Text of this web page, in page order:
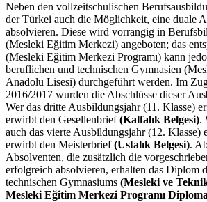
Neben den vollzeitschulischen
der Türkei auch die Möglichkeit, eine duale
absolvieren. Diese wird vorrangig in
(Mesleki Eğitim Merkezi) angeboten; das
(Mesleki Eğitim Merkezi Programı) kann
beruflichen und technischen Gymnasien
Anadolu Lisesi) durchgeführt werden. Im
2016/2017 wurden die Abschlüsse dieser
Wer das dritte Ausbildungsjahr (11. Klasse)
erwirbt den Gesellenbrief(Kalfalık Belgesi).
auch das vierte Ausbildungsjahr (12. Klasse)
erwirbt den Meisterbrief(Ustalık Belgesi).
Absolventen, die zusätzlich die
erfolgreich absolvieren, erhalten das Diplom
technischen Gymnasiums (Mesleki ve
Mesleki Eğitim Merkezi Programı